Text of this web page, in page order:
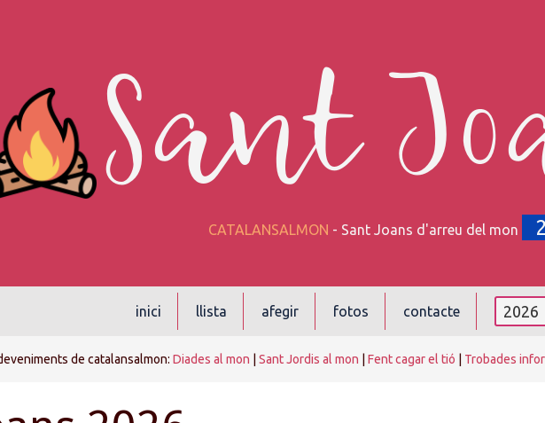
Sant
CATALANSALMON - Sant Joans d'arreu del mon
inici llista afegir fotos contacte
de catalansalmon: Diades al mon Sant Jordis al mon Fent cagar el tió Trobades